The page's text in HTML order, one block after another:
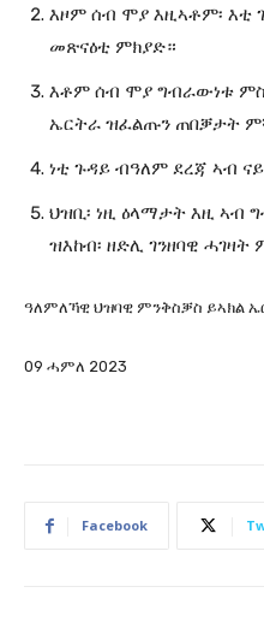
እዞም ሰብ ሞያ እዚኣቶም፡ እቲ
መጽናዕቲ ምክያድ።
እቶም ሰብ ሞያ ግብራውነቱ ምስ
ኤርትራ ዝፈልጡን ጠበቓታት
ነቲ ጉዳይ ብዓለም ደረጃ ኣብ
ህዝቢ፡ ነዚ ዕላማታት እዚ ኣብ
ዝእከብ፡ ዘድሊ ገንዘባዊ
ዓለምለኻዊ ህዝባዊ ምንቅስቓስ ይኣክል
09 ሓምለ 2023
Facebook